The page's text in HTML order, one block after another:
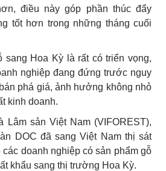
điều này góp phần thúc đẩy
tốt hơn trong những tháng cuối
sang Hoa Kỳ là rất có triển vọng,
nghiệp đang đứng trước nguy
phá giá, ảnh hưởng không nhỏ
kinh doanh.
Lâm sản Việt Nam (VIFOREST),
DOC đã sang Việt Nam thị sát
doanh nghiệp có sản phẩm gỗ
khẩu sang thị trường Hoa Kỳ.